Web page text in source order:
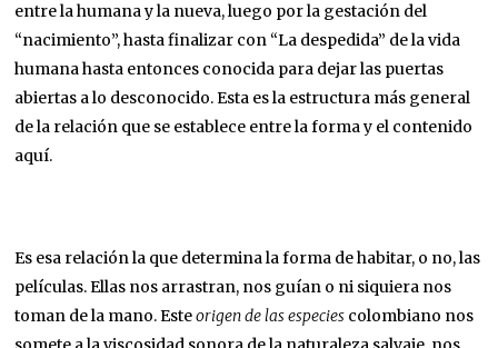
entre la humana y la nueva, luego por la gestación del
“nacimiento”, hasta finalizar con “La despedida” de la vida
humana hasta entonces conocida para dejar las puertas
abiertas a lo desconocido. Esta es la estructura más general
de la relación que se establece entre la forma y el contenido
aquí.
Es esa relación la que determina la forma de habitar, o no, las
películas. Ellas nos arrastran, nos guían o ni siquiera nos
toman de la mano. Esteorigen de las especies colombiano nos